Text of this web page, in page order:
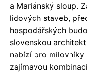
a Mariánský sloup.
lidových staveb,
hospodářských
slovenskou
nabízí pro
zajímavou